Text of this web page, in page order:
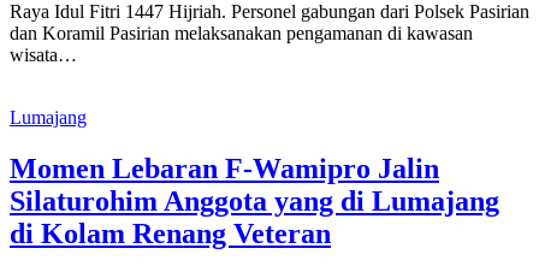
Raya Idul Fitri 1447 Hijriah. Personel gabungan dari Polsek Pasirian
dan Koramil Pasirian melaksanakan pengamanan di kawasan
wisata…
Lumajang
Momen Lebaran F-Wamipro Jalin
Silaturohim Anggota yang di Lumajang
di Kolam Renang Veteran